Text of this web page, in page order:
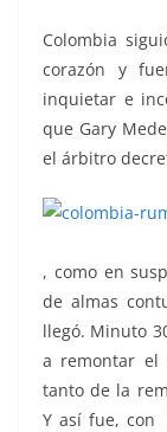
Colombia
corazón y
inquietar e
que Gary
el árbitro
, como en
de almas
llegó. Minuto
a remontar el
tanto de la
Y así fue, con